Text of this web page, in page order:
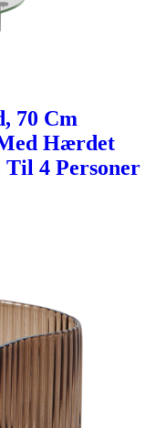
70 Cm
Hærdet
Til 4 Personer